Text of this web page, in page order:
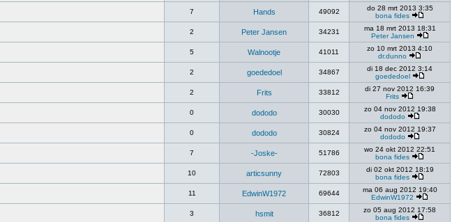
7 Hands 49092
do 28 mrt 2013 3:35
bona fides
2 Peter Jansen 34231
ma 18 mrt 2013 18:31
Peter Jansen
5 Walnootje 41011
zo 10 mrt 2013 4:10
dr.dunno
2 goededoel 34867
di 18 dec 2012 3:14
goededoel
2 Frits 33812
di 27 nov 2012 16:39
Frits
0 dododo 30030
zo 04 nov 2012 19:38
dododo
0 dododo 30824
zo 04 nov 2012 19:37
dododo
7 -Joske- 51786
wo 24 okt 2012 22:51
bona fides
10 articsunny 72803
di 02 okt 2012 18:19
bona fides
11 EdwinW1972 69644
ma 06 aug 2012 19:40
EdwinW1972
3 hsmit 36812
zo 05 aug 2012 17:58
bona fides